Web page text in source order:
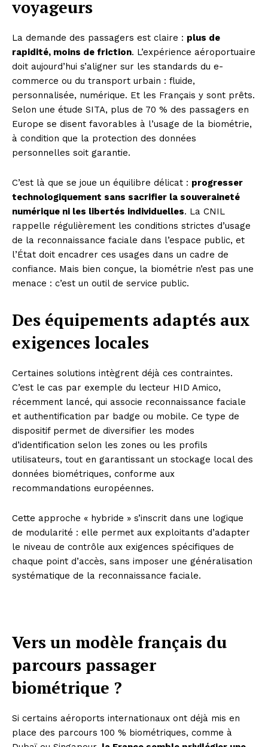
voyageurs
La demande des passagers est claire : plus de
rapidité, moins de friction. L’expérience aéroportuaire
doit aujourd’hui s’aligner sur les standards du e-
commerce ou du transport urbain : fluide,
personnalisée, numérique. Et les Français y sont prêts.
Selon une étude SITA, plus de 70 % des passagers en
Europe se disent favorables à l’usage de la biométrie,
à condition que la protection des données
personnelles soit garantie.
C’est là que se joue un équilibre délicat : progresser
technologiquement sans sacrifier la souveraineté
numérique ni les libertés individuelles. La CNIL
rappelle régulièrement les conditions strictes d’usage
de la reconnaissance faciale dans l’espace public, et
l’État doit encadrer ces usages dans un cadre de
confiance. Mais bien conçue, la biométrie n’est pas une
menace : c’est un outil de service public.
Des équipements adaptés aux
exigences locales
Certaines solutions intègrent déjà ces contraintes.
C’est le cas par exemple du lecteur HID Amico,
récemment lancé, qui associe reconnaissance faciale
et authentification par badge ou mobile. Ce type de
dispositif permet de diversifier les modes
d’identification selon les zones ou les profils
utilisateurs, tout en garantissant un stockage local des
données biométriques, conforme aux
recommandations européennes.
Cette approche « hybride » s’inscrit dans une logique
de modularité : elle permet aux exploitants d’adapter
le niveau de contrôle aux exigences spécifiques de
chaque point d’accès, sans imposer une généralisation
systématique de la reconnaissance faciale.
Vers un modèle français du
parcours passager
biométrique ?
Si certains aéroports internationaux ont déjà mis en
place des parcours 100 % biométriques, comme à